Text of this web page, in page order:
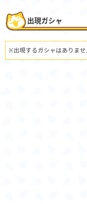
出現ガシャ
※出現するガシャはありませ